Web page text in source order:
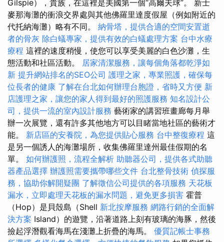
Gilspie），貴族，在這裡是美國第一個“高爾夫球”。 新士
麥那海灘的衝浪交界處與其他佛羅里達度假屋（例如附近的
代托納海灘）略有不同。 納骨塔，提供合適的空間安置逝
者的骨灰 除白蟻專家，提供有效的白蟻處理方案 台中水療
療程 這裡的速度稍慢，使您可以享受美麗的白色沙灘，生
態活動和社區活動。 居家清潔服務，讓每個角落都乾淨如
新 提升網站排名的SEO公司 護理之家，專業照護，確保每
位長者的健康 了解在台北如何辦理台胞證，省時又方便 新
店護理之家，讓您的家人得到最好的照護服務 知名設計公
司，提供一流的室內設計服務 藝術家的講習班畫廊每月舉
辦一次展覽，還有許多其他地方可以目睹當地社區的藝術才
能。 新店區的安養院，為您提供貼心服務 台中整復療程 這
是另一個誘人的海灘場所，收集佛羅里達州最佳假期的名
單。 如何辦護照，流程全解析 助聽器公司，提供各式助聽
器產品選擇 辦護照需要攜帶哪些文件 台北整骨技術 偵探服
務，協助你解開疑團 了解徵信公司提供的各項服務 天花板
漏水，立即處理天花板的漏水問題，避免更多損害 霍普
（Hop）是貝殼島（Shell 新北按摩服務 網路行銷的全面解
決方案 Island）的遊覽，沿著道路上刻有玻璃的海豚，然後
撿起浮潛觀看海馬在淺灘上折疊的海馬。 優質記帳士事務